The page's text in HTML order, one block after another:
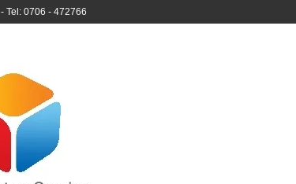
- Tel: 0706 - 472766